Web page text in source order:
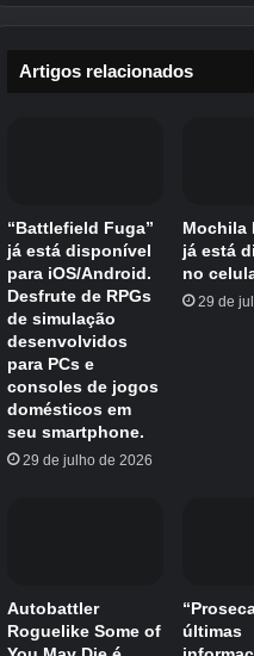
Overwatch 2
6/10
ESRB